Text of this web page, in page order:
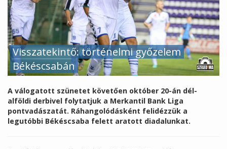
Visszatekintő: történelmi győzelem
Békéscsabán
A válogatott szünetet követően október 20-án dél-
alföldi derbivel folytatjuk a Merkantil Bank Liga
pontvadászatát. Ráhangolódásként felidézzük a
legutóbbi Békéscsaba felett aratott diadalunkat.